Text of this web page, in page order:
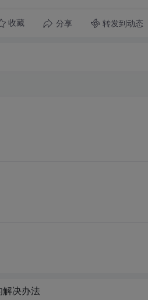
收藏 分享 转发到动态
解决办法